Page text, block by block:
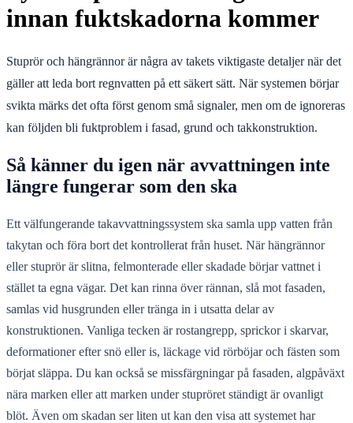
innan fuktskadorna kommer
Stuprör och hängrännor är några av takets viktigaste detaljer när det
gäller att leda bort regnvatten på ett säkert sätt. När systemen börjar
svikta märks det ofta först genom små signaler, men om de ignoreras
kan följden bli fuktproblem i fasad, grund och takkonstruktion.
Så känner du igen när avvattningen inte
längre fungerar som den ska
Ett välfungerande takavvattningssystem ska samla upp vatten från
takytan och föra bort det kontrollerat från huset. När hängrännor
eller stuprör är slitna, felmonterade eller skadade börjar vattnet i
stället ta egna vägar. Det kan rinna över rännan, slå mot fasaden,
samlas vid husgrunden eller tränga in i utsatta delar av
konstruktionen. Vanliga tecken är rostangrepp, sprickor i skarvar,
deformationer efter snö eller is, läckage vid rörböjar och fästen som
börjat släppa. Du kan också se missfärgningar på fasaden, algpåväxt
nära marken eller att marken under stupröret ständigt är ovanligt
blöt. Även om skadan ser liten ut kan den visa att systemet har